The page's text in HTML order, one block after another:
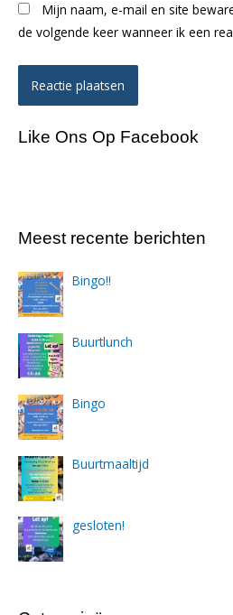
Mijn naam, e-mail en site
de volgende keer wanneer ik een
Like Ons Op Facebook
Meest recente berichten
Bingo!!
Buurtlunch
Bingo
Buurtmaaltijd
gesloten!